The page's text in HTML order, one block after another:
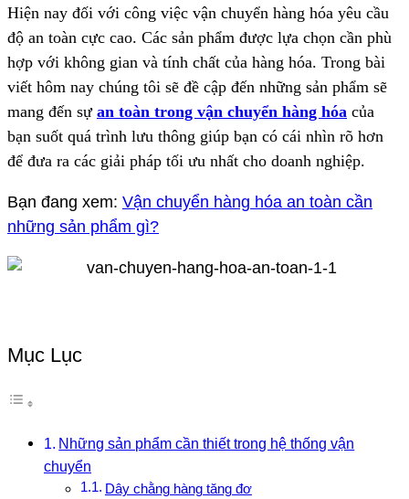
Hiện nay đối với công việc vận chuyển hàng hóa yêu cầu
độ an toàn cực cao. Các sản phẩm được lựa chọn cần phù
hợp với không gian và tính chất của hàng hóa. Trong bài
viết hôm nay chúng tôi sẽ đề cập đến những sản phẩm sẽ
mang đến sự an toàn trong vận chuyển hàng hóa của
bạn suốt quá trình lưu thông giúp bạn có cái nhìn rõ hơn
để đưa ra các giải pháp tối ưu nhất cho doanh nghiệp.
Bạn đang xem: Vận chuyển hàng hóa an toàn cần
những sản phẩm gì?
Mục Lục
Những sản phẩm cần thiết trong hệ thống vận
chuyển
Dây chằng hàng tăng đơ